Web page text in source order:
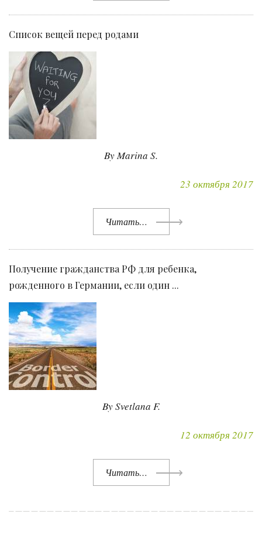
Список вещей перед родами
By Marina S.
23 октября 2017
Читать…
Получение гражданства РФ для ребенка,
рожденного в Германии, если один ...
By Svetlana F.
12 октября 2017
Читать…